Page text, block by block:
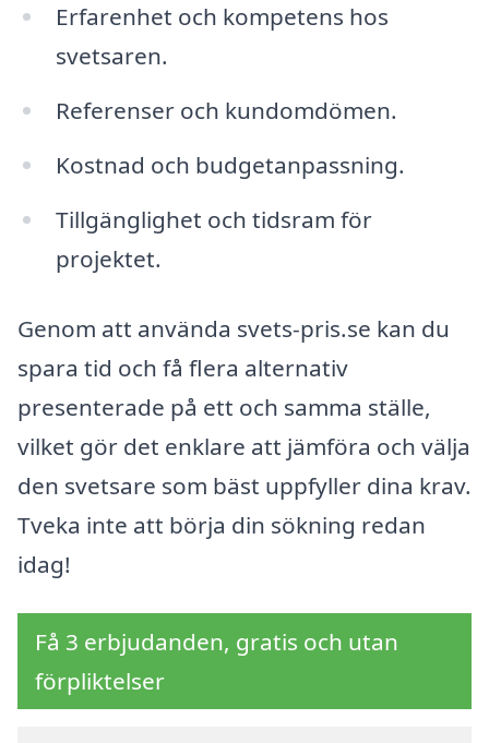
Erfarenhet och kompetens hos
svetsaren.
Referenser och kundomdömen.
Kostnad och budgetanpassning.
Tillgänglighet och tidsram för
projektet.
Genom att använda svets-pris.se kan du
spara tid och få flera alternativ
presenterade på ett och samma ställe,
vilket gör det enklare att jämföra och välja
den svetsare som bäst uppfyller dina krav.
Tveka inte att börja din sökning redan
idag!
Få 3 erbjudanden, gratis och utan
förpliktelser